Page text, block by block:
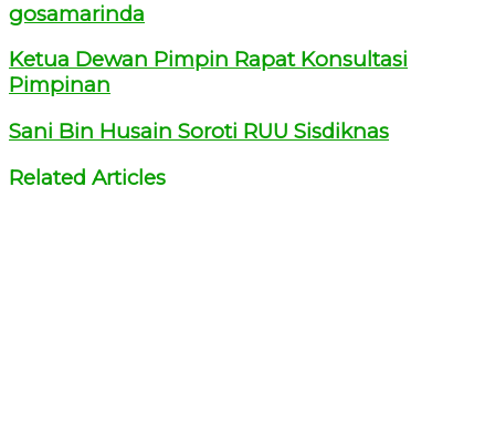
gosamarinda
Ketua Dewan Pimpin Rapat Konsultasi
Pimpinan
Sani Bin Husain Soroti RUU Sisdiknas
Related Articles